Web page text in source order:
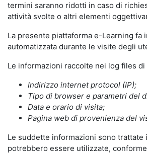
termini saranno ridotti in caso di
attività svolte o altri elementi
La presente piattaforma e-Learning
automatizzata durante le visite degli
Le informazioni raccolte nei log files
Indirizzo internet protocol (IP);
Tipo di browser e parametri del
Data e orario di visita;
Pagina web di provenienza del
Le suddette informazioni sono
potrebbero essere utilizzate,